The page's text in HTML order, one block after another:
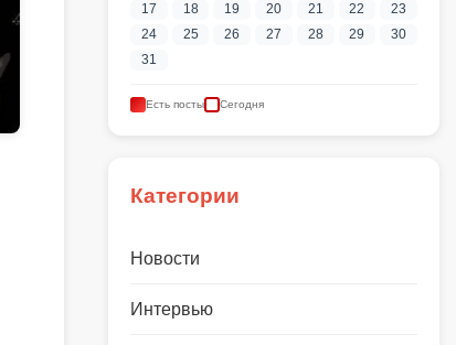
17
18 19 20 21 22
23
24
25 26 27 28 29
30
31
Есть посты Сегодня
Категории
Новости
Интервью